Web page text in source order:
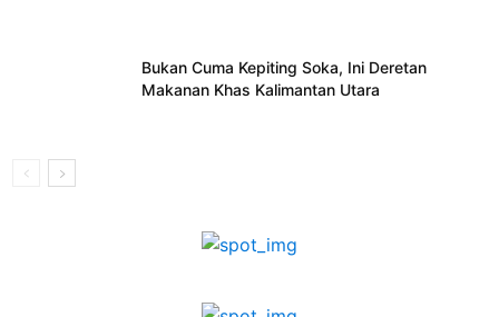
Bukan Cuma Kepiting Soka, Ini Deretan
Makanan Khas Kalimantan Utara